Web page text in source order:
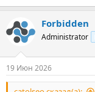
Forbidden
Administrator
19 Июн 2026